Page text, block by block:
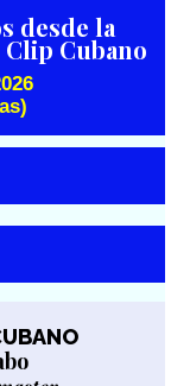
desde la
Cubano
Bitácora